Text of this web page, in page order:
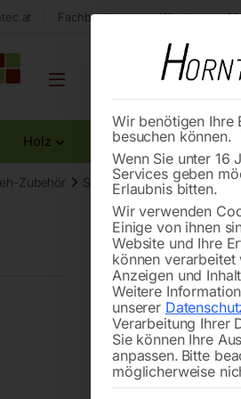
Fachberatung aus Kärnten
Holz Metall Reinigung
Zubehör Seite 4
Bohrstange
Wir benötigen Ihre
besuchen können.
Wenn Sie unter 16
Services geben
Erlaubnis bitten.
Wir verwenden
Einige von ihnen
Website und Ihre
können
Anzeigen und
Weitere
unserer
Verarbeitung Ihrer
Sie können Ihre
anpassen. Bitte
möglicherweise